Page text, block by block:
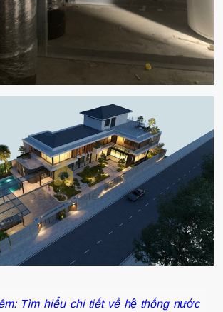
Tìm hiểu chi tiết về hệ thống nước